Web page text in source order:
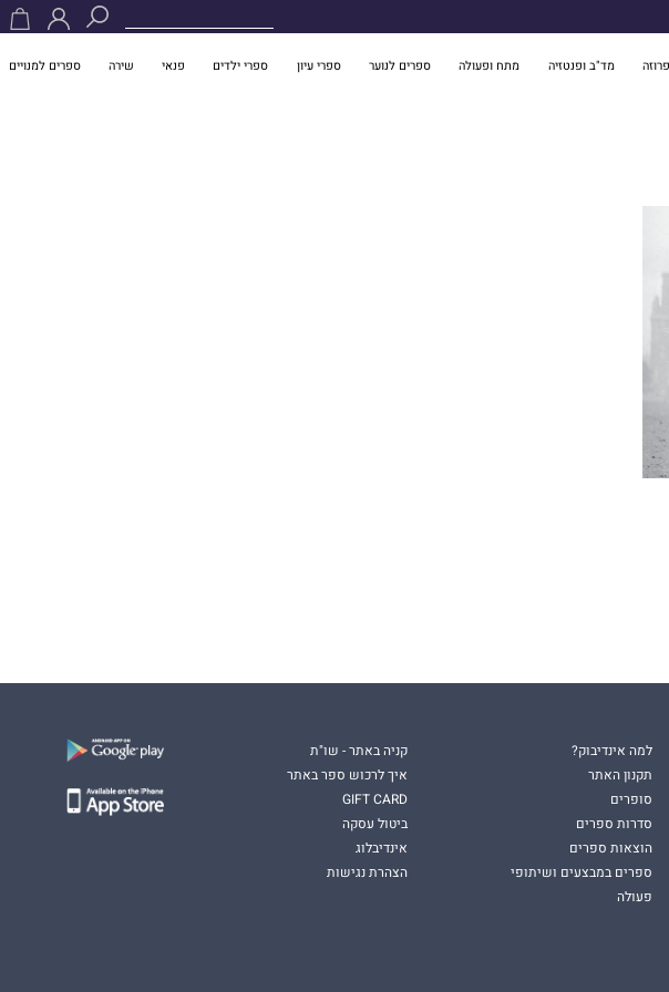
פרוזה מד"ב ופנטזיה מתח ופעולה ספרים לנוער ספרי עיון ספרי ילדים פנאי שירה ספרים למנויים
למה אינדיבוק?
תקנון האתר
סופרים
סדרות ספרים
הוצאות ספרים
ספרים במבצעים ושיתופי
פעולה
קניה באתר - שו"ת
איך לרכוש ספר באתר
GIFT CARD
ביטול עסקה
אינדיבלוג
הצהרת נגישות